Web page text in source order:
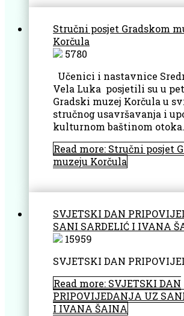
Stručni posjet Gradskom
Korčula
5780
Učenici i nastavnice
Vela Luka posjetili su u
Gradski muzej Korčula u
stručnog usavršavanja i
kulturnom baštinom otoka.
Read more: Stručni posjet
muzeju Korčula
SVJETSKI DAN
SANI SARDELIĆ I IVANA
15959
SVJETSKI DAN
Read more: SVJETSKI DAN
PRIPOVIJEDANJA UZ
I IVANA ŠAINA